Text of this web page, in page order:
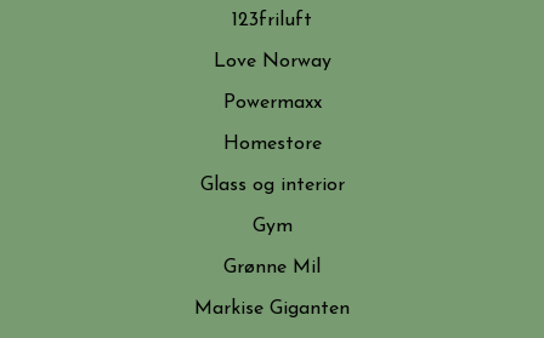
123friluft
Love Norway
Powermaxx
Homestore
Glass og interior
Gym
Grønne Mil
Markise Giganten